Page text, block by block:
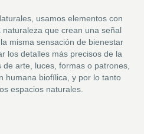
usamos elementos con
que crean una señal
misma sensación de bienestar
los detalles más precisos de la
arte, luces, formas o patrones,
humana biofílica, y por lo tanto
espacios naturales.